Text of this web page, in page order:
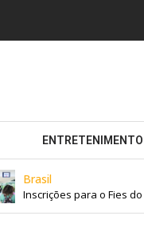
ENTRETENIMENTO
Brasil
Inscrições para o Fies do